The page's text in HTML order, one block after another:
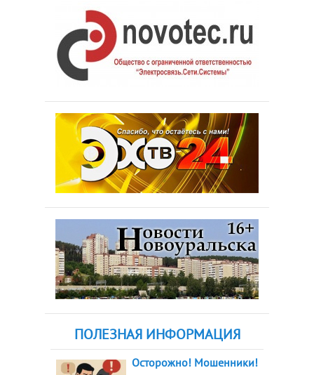
ПОЛЕЗНАЯ ИНФОРМАЦИЯ
Осторожно! Мошенники!